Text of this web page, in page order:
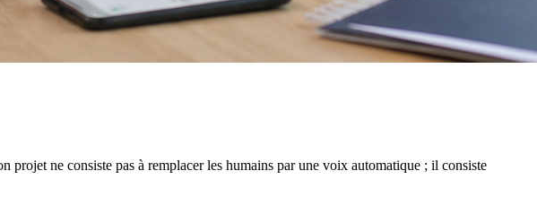
ne consiste pas à remplacer les humains par une voix automatique ; il consiste